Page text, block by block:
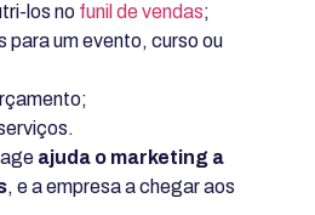
los no funil de vendas;
para um evento, curso ou
ajuda o marketing a
, e a empresa a chegar aos